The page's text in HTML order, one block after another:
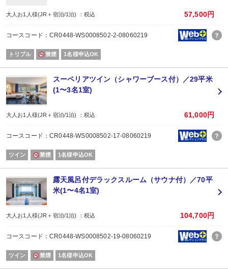
3.亀田酒造【寿萬亀】（ホテルより車で20分）
【特記記事項】
・0～2歳様は施設使用料1，650円を頂戴いたします。
※1階と7階大浴場は男女入替え制となります。
大人お1人様(JR＋宿泊/1泊) ：税込 57,500円
コースコード：CR0448-WS0008502-2-08060219
トリプル 禁煙 1名様申込OK
スーペリアツイン（シャワーブース付）／29平米
(1〜3名1室)
大人お1人様(JR＋宿泊/1泊) ：税込 61,000円
コースコード：CR0448-WS0008502-17-08060219
ツイン 禁煙 1名様申込OK
露天風呂付デラックスルーム（サウナ付）／70平
米(1〜4名1室)
大人お1人様(JR＋宿泊/1泊) ：税込 104,700円
コースコード：CR0448-WS0008502-19-08060219
ツイン 禁煙 1名様申込OK